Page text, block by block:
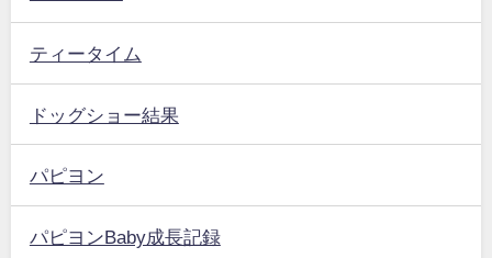
ティータイム
ドッグショー結果
パピヨン
パピヨンBaby成長記録